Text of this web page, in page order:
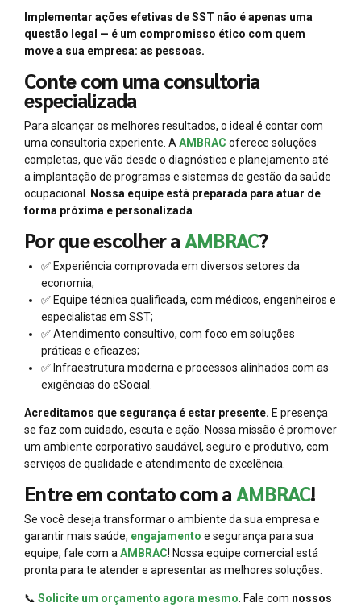
Implementar ações efetivas de SST não é apenas uma
questão legal — é um compromisso ético com quem
move a sua empresa: as pessoas.
Conte com uma consultoria
especializada
Para alcançar os melhores resultados, o ideal é contar com
uma consultoria experiente. AAMBRAC oferece soluções
completas, que vão desde o diagnóstico e planejamento até
a implantação de programas e sistemas de gestão da saúde
ocupacional. Nossa equipe está preparada para atuar de
forma próxima e personalizada.
Por que escolher aAMBRAC?
✅ Experiência comprovada em diversos setores da
economia;
✅ Equipe técnica qualificada, com médicos, engenheiros e
especialistas em SST;
✅ Atendimento consultivo, com foco em soluções
práticas e eficazes;
✅ Infraestrutura moderna e processos alinhados com as
exigências do eSocial.
Acreditamos que segurança é estar presente. E presença
se faz com cuidado, escuta e ação. Nossa missão é promover
um ambiente corporativo saudável, seguro e produtivo, com
serviços de qualidade e atendimento de excelência.
Entre em contato com aAMBRAC!
Se você deseja transformar o ambiente da sua empresa e
garantir mais saúde, engajamento e segurança para sua
equipe, fale com a AMBRAC! Nossa equipe comercial está
pronta para te atender e apresentar as melhores soluções.
📞 Solicite um orçamento agora mesmo . Fale com nossos